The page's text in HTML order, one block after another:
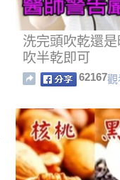
洗完頭吹乾還
吹半乾即可
62167觀